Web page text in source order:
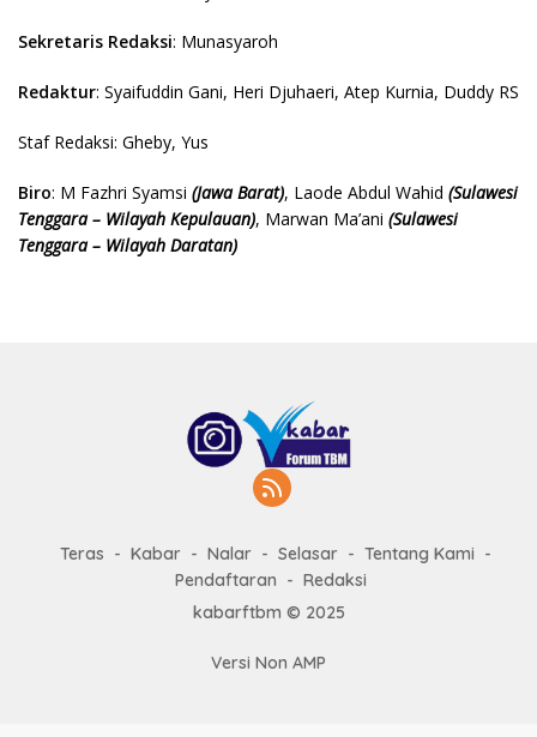
Sekretaris Redaksi: Munasyaroh
Redaktur: Syaifuddin Gani, Heri Djuhaeri, Atep Kurnia, Duddy RS
Staf Redaksi: Gheby, Yus
Biro: M Fazhri Syamsi (Jawa Barat), Laode Abdul Wahid (Sulawesi
Tenggara – Wilayah Kepulauan), Marwan Ma’ani (Sulawesi
Tenggara – Wilayah Daratan)
Teras Kabar Nalar Selasar
Tentang Kami
Pendaftaran
Redaksi
kabarftbm © 2025
Versi Non AMP